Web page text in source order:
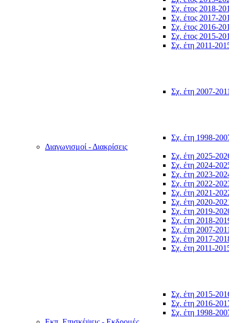
Σχ. έτος 2018-
Σχ. έτος 2017-
Σχ. έτος 2016-
Σχ. έτος 2015-
Σχ. έτη 2011-
Σχ. έτη 2007-
Σχ. έτη 1998-
Διαγωνισμοί - Διακρίσεις
Σχ. έτη 2025-
Σχ. έτη 2024-
Σχ. έτη 2023-
Σχ. έτη 2022-
Σχ. έτη 2021-
Σχ. έτη 2020-
Σχ. έτη 2019-
Σχ. έτη 2018-
Σχ. έτη 2007-
Σχ. έτη 2017-
Σχ. έτη 2011-
Σχ. έτη 2015-
Σχ. έτη 2016-
Σχ. έτη 1998-